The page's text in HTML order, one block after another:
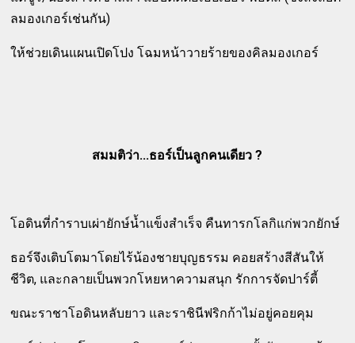
ลมองเกอร์เช่นกัน)
ให้ช่วยเดินแผนเปิดโปง โฉมหน้าวายร้ายของคิลมองเกอร์
สมมติว่า...ธอร์เป็นลูกคนเดียว ?
โอดินที่กำราบเผ่ายักษ์น้ำแข็งสำเร็จ คืนทารกโลกิแก่พวกยักษ์
ธอร์จึงเติบโตมาโดยไร้น้องชายบุญธรรม คอยสร้างสีสันให้
ชีวิต, และกลายเป็นพวกโหยหาความสนุก รักการจัดปาร์ตี้
ขณะราชาโอดินหลับยาว และราชินีฟริกก้าไม่อยู่คอยคุม